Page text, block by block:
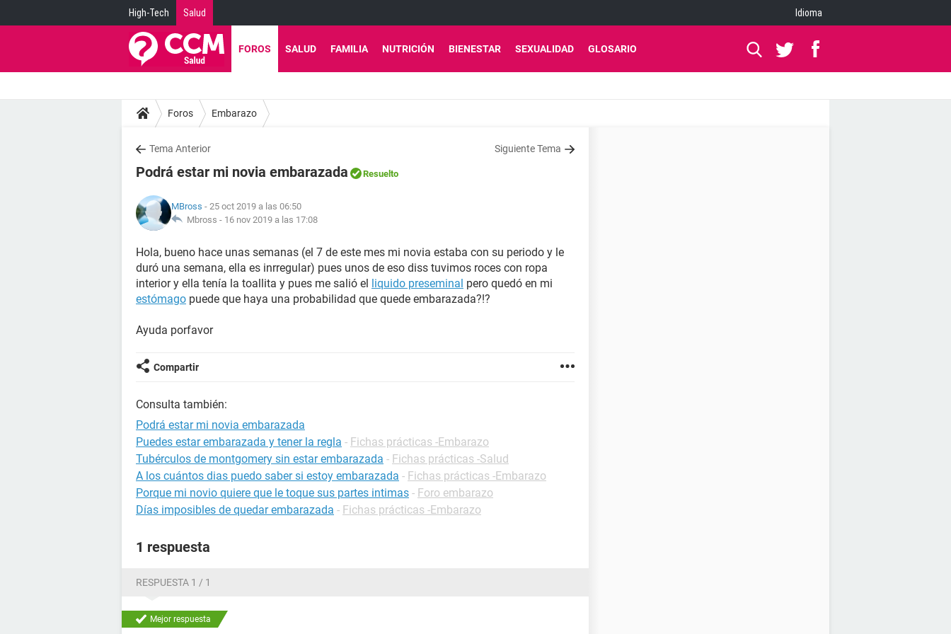
High-Tech Salud Idioma
FOROS SALUD FAMILIA NUTRICIÓN BIENESTAR SEXUALIDAD GLOSARIO
Foros Embarazo
Tema Anterior Siguiente Tema
Podrá estar mi novia embarazada Resuelto
MBross - 25 oct 2019 a las 06:50
Mbross - 16 nov 2019 a las 17:08
Hola, bueno hace unas semanas (el 7 de este mes mi novia estaba con su periodo y le
duró una semana, ella es inrregular) pues unos de eso diss tuvimos roces con ropa
interior y ella tenía la toallita y pues me salió el liquido preseminal pero quedó en mi
estómago puede que haya una probabilidad que quede embarazada?!?
Ayuda porfavor
Compartir
Consulta también:
Podrá estar mi novia embarazada
Puedes estar embarazada y tener la regla - Fichas prácticas -Embarazo
Tubérculos de montgomery sin estar embarazada - Fichas prácticas -Salud
A los cuántos dias puedo saber si estoy embarazada - Fichas prácticas -Embarazo
Porque mi novio quiere que le toque sus partes intimas - Foro embarazo
Días imposibles de quedar embarazada - Fichas prácticas -Embarazo
1 respuesta
RESPUESTA 1 / 1
Mejor respuesta